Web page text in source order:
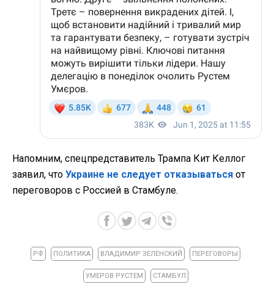
Напомним, спецпредставитель Трампа Кит Келлог
заявил, что Украине не следует отказываться от
переговоров с Россией в Стамбуле.
РФ ПОЛИТИКА ВЛАДИМИР ЗЕЛЕНСКИЙ ПЕРЕГОВОРЫ
УМЕРОВ РУСТЕМ СТАМБУЛ